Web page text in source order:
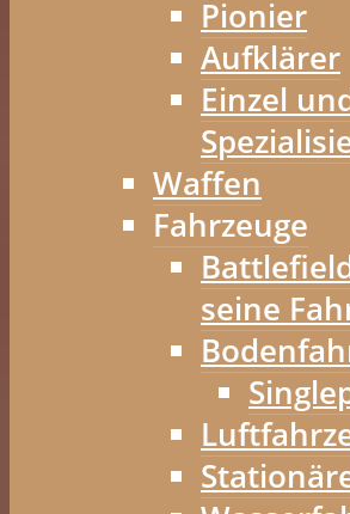
Pionier
Aufklärer
Einzel
Waffen
Fahrzeuge
seine